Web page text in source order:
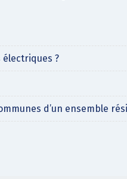
?
d’un ensemble